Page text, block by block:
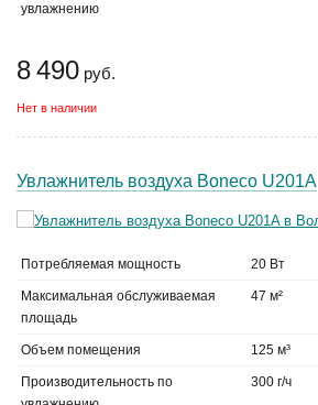
увлажнению
8 490 руб.
Нет в наличии
Увлажнитель воздуха Boneco U201A
Потребляемая мощность 20 Вт
Максимальная обслуживаемая
площадь
47 м²
Объем помещения 125 м³
Производительность по
300 г/ч